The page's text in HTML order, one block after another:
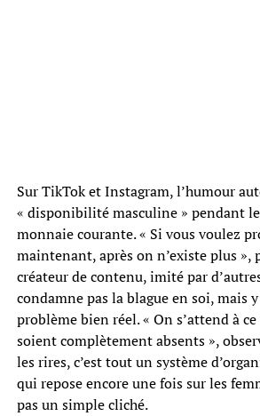
Sur TikTok et Instagram, l’humour
« disponibilité masculine » pendant
monnaie courante. « Si vous voulez
maintenant, après on n’existe plus »,
créateur de contenu, imité par
condamne pas la blague en soi, mais
problème bien réel. « On s’attend à
soient complètement absents »,
les rires, c’est tout un système
qui repose encore une fois sur les
pas un simple cliché.